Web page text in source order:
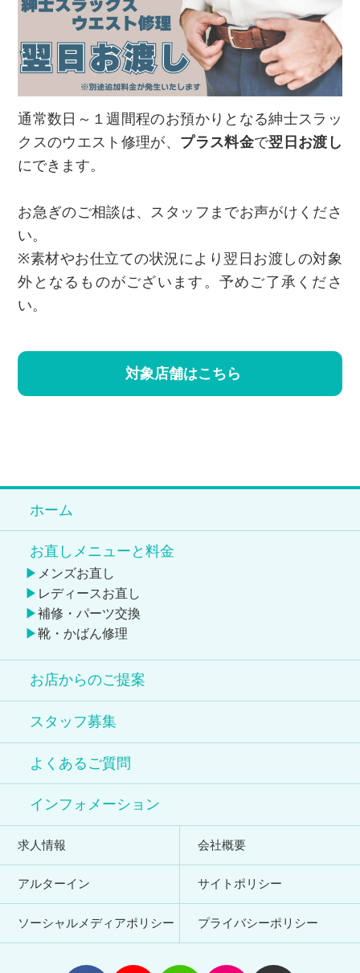
通常数日～１週間程のお預かりとなる紳士スラッ
クスのウエスト修理が、 プラス料金で翌日お渡し
にできます。
お急ぎのご相談は、スタッフまでお声がけくださ
い。
※素材やお仕立ての状況により翌日お渡しの対象
外となるものがございます。予めご了承くださ
い。
対象店舗はこちら
ホーム
お直しメニューと料金
メンズお直し
レディースお直し
補修・パーツ交換
靴・かばん修理
お店からのご提案
スタッフ募集
よくあるご質問
インフォメーション
求人情報 会社概要
アルターイン サイトポリシー
ソーシャルメディアポリシー プライバシーポリシー